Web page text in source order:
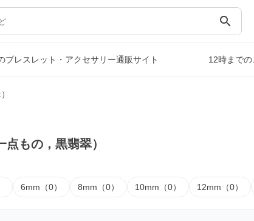
search
レスレット・アクセサリー通販サイト 12時まで
もの，黒翡翠）
6mm（0） 8mm（0） 10mm（0） 12mm（0）